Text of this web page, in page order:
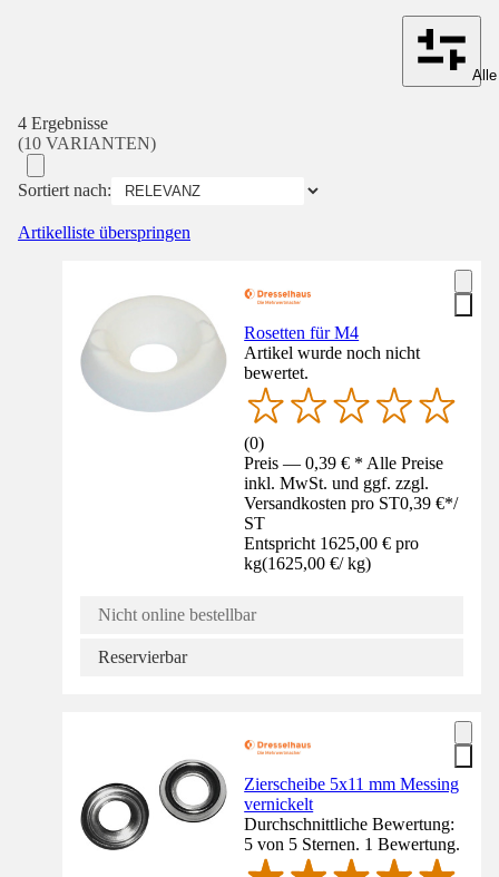
4 Ergebnisse
(10 VARIANTEN)
Sortiert nach:
Artikelliste überspringen
Rosetten für M4
Artikel wurde noch nicht
bewertet.
(0)
Preis — 0,39 € * Alle Preise
inkl. MwSt. und ggf. zzgl.
Versandkosten pro ST0,39 €*/
ST
Entspricht 1625,00 € pro
kg(1625,00 €/ kg)
Nicht online bestellbar
Reservierbar
Zierscheibe 5x11 mm Messing
vernickelt
Durchschnittliche Bewertung:
5 von 5 Sternen. 1 Bewertung.